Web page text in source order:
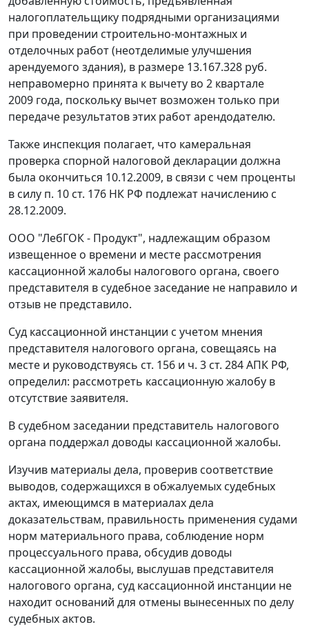
налогоплательщику подрядными организациями
при проведении строительно-монтажных и
отделочных работ (неотделимые улучшения
арендуемого здания), в размере 13.167.328 руб.
неправомерно принята к вычету во 2 квартале
2009 года, поскольку вычет возможен только при
передаче результатов этих работ арендодателю.
Также инспекция полагает, что камеральная
проверка спорной налоговой декларации должна
была окончиться 10.12.2009, в связи с чем проценты
в силу п. 10 ст. 176 НК РФ подлежат начислению с
28.12.2009.
ООО "ЛебГОК - Продукт", надлежащим образом
извещенное о времени и месте рассмотрения
кассационной жалобы налогового органа, своего
представителя в судебное заседание не направило и
отзыв не представило.
Суд кассационной инстанции с учетом мнения
представителя налогового органа, совещаясь на
месте и руководствуясь ст. 156 и ч. 3 ст. 284АПК РФ,
определил: рассмотреть кассационную жалобу в
отсутствие заявителя.
В судебном заседании представитель налогового
органа поддержал доводы кассационной жалобы.
Изучив материалы дела, проверив соответствие
выводов, содержащихся в обжалуемых судебных
актах, имеющимся в материалах дела
доказательствам, правильность применения судами
норм материального права, соблюдение норм
процессуального права, обсудив доводы
кассационной жалобы, выслушав представителя
налогового органа, суд кассационной инстанции не
находит оснований для отмены вынесенных по делу
судебных актов.